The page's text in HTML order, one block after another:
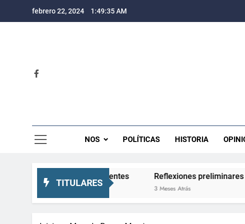
febrero 22, 2024 1:49:35 AM
NOS POLÍTICAS HISTORIA
TITULARES
y expectativas crecientes Reflexiones preliminares
3 Meses Atrás